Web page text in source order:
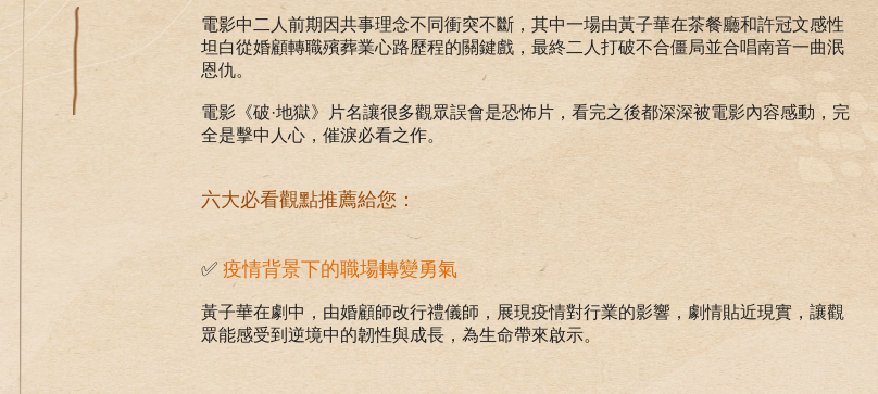
電影中二人前期因共事理念不同衝突不斷，其中一場由黃子華在茶餐廳和許冠文感性
坦白從婚顧轉職殯葬業心路歷程的關鍵戲，最終二人打破不合僵局並合唱南音一曲泯
恩仇。
電影《破·地獄》片名讓很多觀眾誤會是恐怖片，看完之後都深深被電影內容感動，完
全是擊中人心，催淚必看之作。
六大必看觀點推薦給您：
✅ 疫情背景下的職場轉變勇氣
黃子華在劇中，由婚顧師改行禮儀師，展現疫情對行業的影響，劇情貼近現實，讓觀
眾能感受到逆境中的韌性與成長，為生命帶來啟示。